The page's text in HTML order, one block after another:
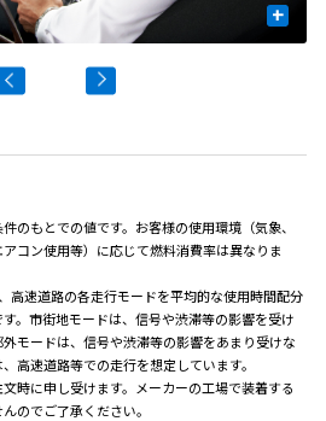
+
のもとでの値です。お客様の使用環境（気象、
コン使用等）に応じて燃料消費率は異なりま
高速道路の各走行モードを平均的な使用時間配分
。市街地モードは、信号や渋滞等の影響を受け
モードは、信号や渋滞等の影響をあまり受けな
高速道路等での走行を想定しています。
時に申し受けます。メーカーの工場で装着する
のでご了承ください。